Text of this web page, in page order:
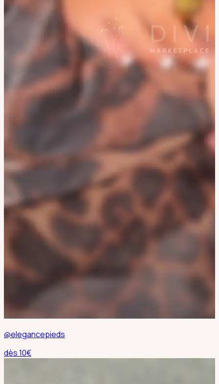
@elegancepieds
dès10€